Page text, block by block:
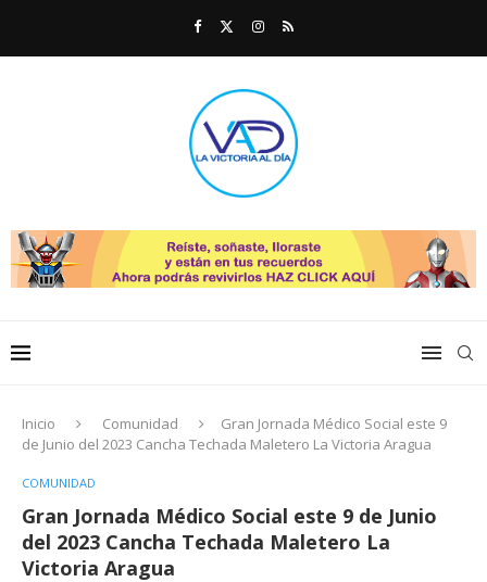
Inicio Comunidad
Gran Jornada Médico Social este 9
de Junio del 2023 Cancha Techada Maletero La Victoria Aragua
COMUNIDAD
Gran Jornada Médico Social este 9 de Junio
del 2023 Cancha Techada Maletero La
Victoria Aragua